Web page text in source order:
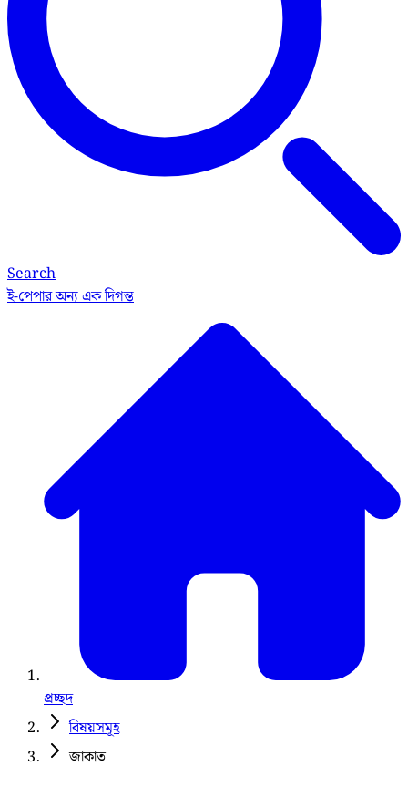
Search
ই-পেপারঅন্য এক দিগন্ত
প্রচ্ছদ
বিষয়সমূহ
জাকাত